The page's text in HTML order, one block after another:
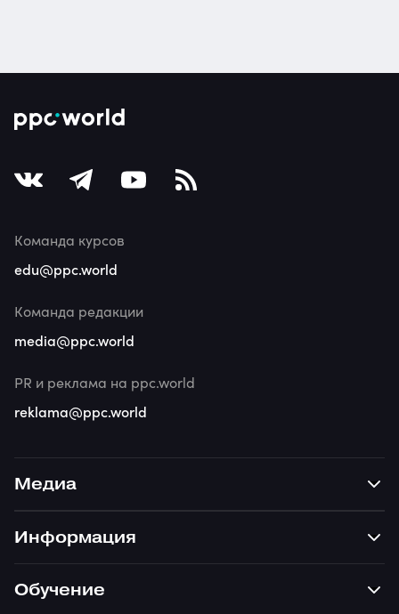
Медиа
Информация
Обучение
Команда курсов
edu@ppc.world
Команда редакции
media@ppc.world
PR и реклама на ppc.world
reklama@ppc.world